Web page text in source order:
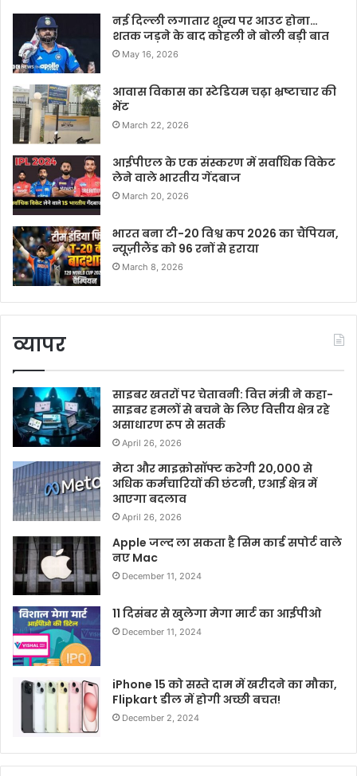
नई दिल्ली लगातार शून्य पर आउट होना…
शतक जड़ने के बाद कोहली ने बोली बड़ी बात
May 16, 2026
आवास विकास का स्टेडियम चढ़ा भ्रष्टाचार की
भेंट
March 22, 2026
आईपीएल के एक संस्करण में सर्वाधिक विकेट
लेने वाले भारतीय गेंदबाज
March 20, 2026
भारत बना टी-20 विश्व कप 2026 का चैंपियन,
न्यूज़ीलैंड को 96 रनों से हराया
March 8, 2026
व्यापर
साइबर खतरों पर चेतावनी: वित्त मंत्री ने कहा-
साइबर हमलों से बचने के लिए वित्तीय क्षेत्र रहे
असाधारण रूप से सतर्क
April 26, 2026
मेटा और माइक्रोसॉफ्ट करेगी 20,000 से
अधिक कर्मचारियों की छंटनी, एआई क्षेत्र में
आएगा बदलाव
April 26, 2026
Apple जल्द ला सकता है सिम कार्ड सपोर्ट वाले
नए Mac
December 11, 2024
11 दिसंबर से खुलेगा मेगा मार्ट का आईपीओ
December 11, 2024
iPhone 15 को सस्ते दाम में खरीदने का मौका,
Flipkart डील में होगी अच्छी बचत!
December 2, 2024